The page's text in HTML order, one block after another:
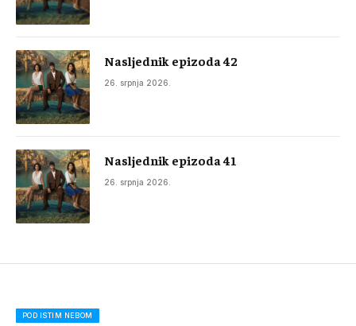
Nasljednik epizoda 42
26. srpnja 2026.
Nasljednik epizoda 41
26. srpnja 2026.
POD ISTIM NEBOM